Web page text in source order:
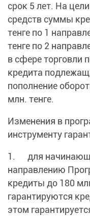
срок 5 лет. На
средств суммы
тенге по 1
тенге по 2
в сфере торговли
кредита
пополнение
млн. тенге.
Изменения в
инструменту
1. для
направлению
кредиты до 180
гарантируются
этом